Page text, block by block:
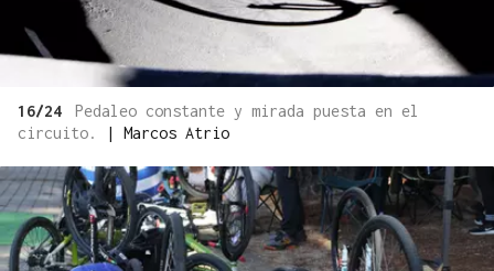
16/24
Pedaleo constante y mirada puesta en el
circuito.
| Marcos Atrio